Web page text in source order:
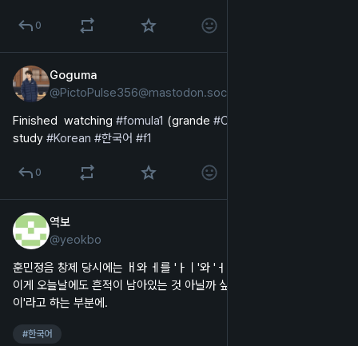
0
Goguma
@
Finished  watching #fomula1 (grande #Carlos
study #Korean #한국어 #f1
0
역보
@yeokbo
훈민정음 창제 당시에는 ㅐ와 ㅔ를 'ㅏㅣ'와 'ㅓㅣ'로 발음했다고 하는데
이게 오늘날에도 흔적이 남아있는 것 아닐까 싶다. '셋·넷'을 '서이·너
이'라고 하는 부분에.
#한국어